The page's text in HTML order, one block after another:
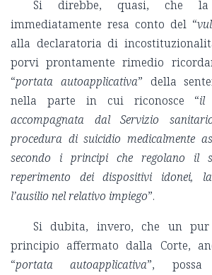
Si direbbe, quasi, che
immediatamente resa conto del “
alla declaratoria di
porvi prontamente rimedio
“portata autoapplicativa” della
nella parte in cui riconosce “il
accompagnata dal Servizio
procedura di suicidio medicalmente
secondo i principi che regolano il
reperimento dei dispositivi idonei,
l’ausilio nel relativo impiego”.
Si dubita, invero, che un pur
principio affermato dalla Corte,
“portata autoapplicativa”, possa